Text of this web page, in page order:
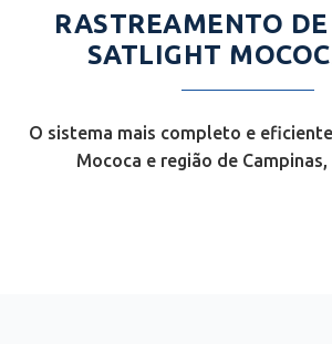
RASTREAMENTO
SATLIGHT
O sistema mais completo e
Mococa e região de Campinas,